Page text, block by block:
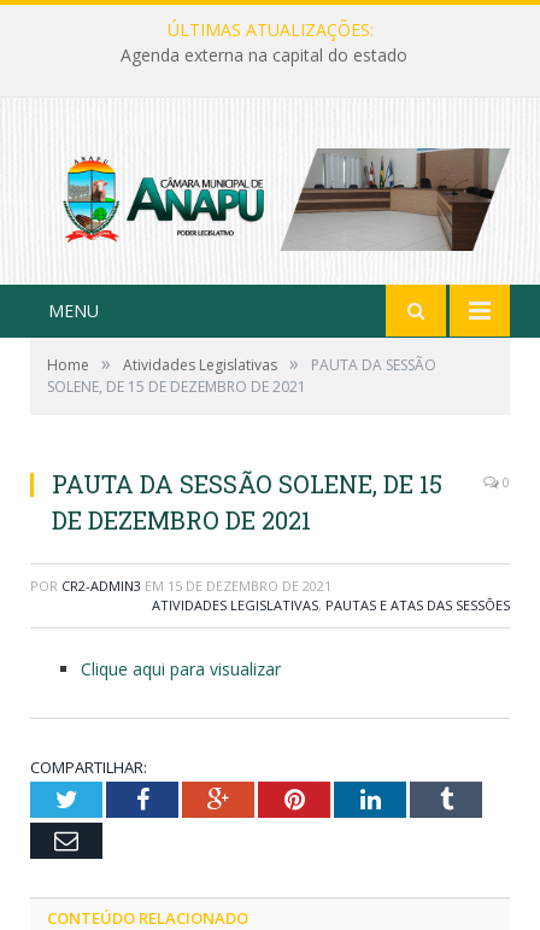
ÚLTIMAS ATUALIZAÇÕES:
Agenda externa na capital do estado
MENU
Home » Atividades Legislativas »
PAUTA DA SESSÃO
SOLENE, DE 15 DE DEZEMBRO DE 2021
PAUTA DA SESSÃO SOLENE, DE 15
DE DEZEMBRO DE 2021
0
POR CR2-ADMIN3 EM 15 DE DEZEMBRO DE 2021
ATIVIDADES LEGISLATIVAS, PAUTAS E ATAS DAS SESSÕES
Clique aqui para visualizar
COMPARTILHAR:
TwitterFacebookGoogle+PinterestLinkedInTumblr
Email
CONTEÚDO RELACIONADO